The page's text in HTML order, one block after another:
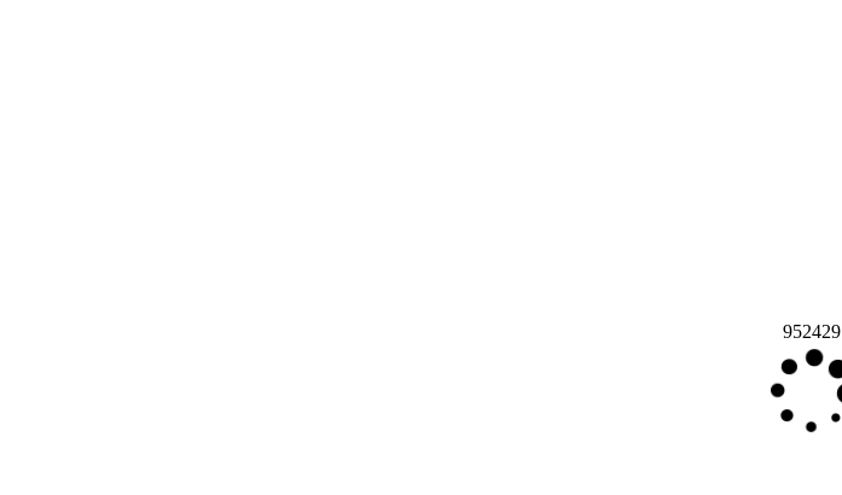
952429